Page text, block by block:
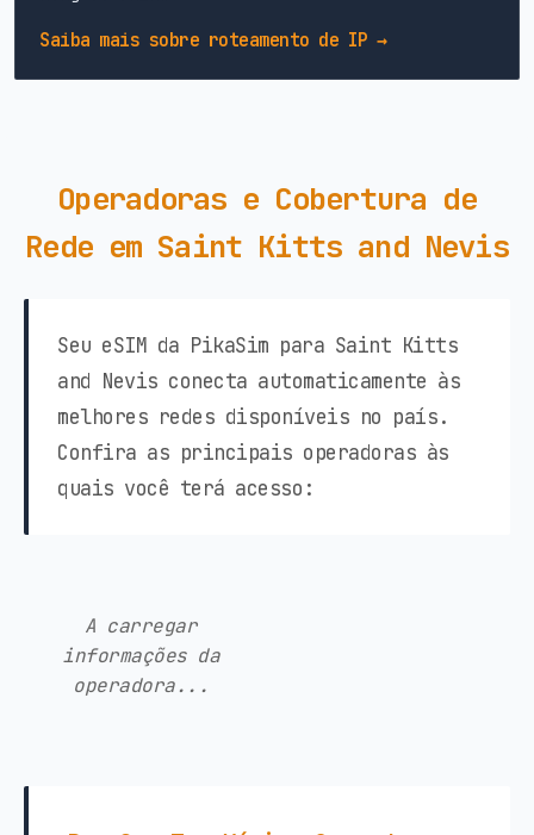
Saiba mais sobre roteamento de IP →
Operadoras e Cobertura de
Rede em Saint Kitts and Nevis
Seu eSIM da PikaSim para Saint Kitts
and Nevis conecta automaticamente às
melhores redes disponíveis no país.
Confira as principais operadoras às
quais você terá acesso:
A carregar
informações da
operadora...